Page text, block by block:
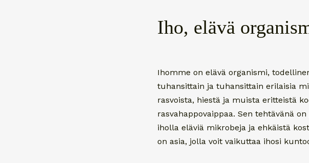
Iho, elävä
Ihomme on elävä organismi,
tuhansittain ja tuhansittain erilaisia
rasvoista, hiestä ja muista eritteistä
rasvahappovaippaa. Sen tehtävänä
iholla eläviä mikrobeja ja ehkäistä
on asia, jolla voit vaikuttaa ihosi